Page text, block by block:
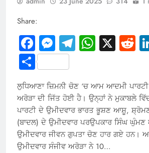
Share:
Facebook
Messenger
Telegram
X
Share
ਲੁਧਿਆਣਾ ਜ਼ਿਮਨੀ ਚੋਣ ‘ਚ ਆਮ ਆਦਮੀ
ਅਰੋੜਾ ਦੀ ਜਿੱਤ ਹੋਈ ਹੈ। ਉਨ੍ਹਾਂ ਨੇ ਮੁਕਾਬਲੇ
ਪਾਰਟੀ ਦੇ ਉਮੀਦਵਾਰ ਭਾਰਤ ਭੂਸ਼ਣ ਆਸ਼ੂ,
(ਬਾਦਲ) ਦੇ ਉਮੀਦਵਾਰ ਪਰਉਪਕਾਰ ਸਿੰਘ ਘੁੰਮਣ
ਉਮੀਦਵਾਰ ਜੀਵਨ ਗੁਪਤਾ ਚੋਣ ਹਾਰ ਗਏ ਹਨ।
ਉਮੀਦਵਾਰ ਸੰਜੀਵ ਅਰੋੜਾ ਨੇ 10…